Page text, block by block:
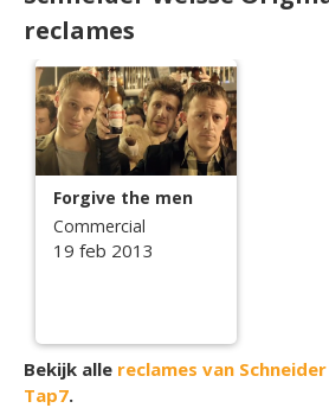
reclames
Forgive the men
Commercial
19 feb 2013
Bekijk alle reclames van
Tap7.